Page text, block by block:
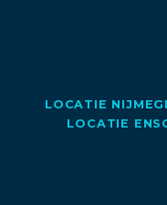
LOCATIE
LOCATIE